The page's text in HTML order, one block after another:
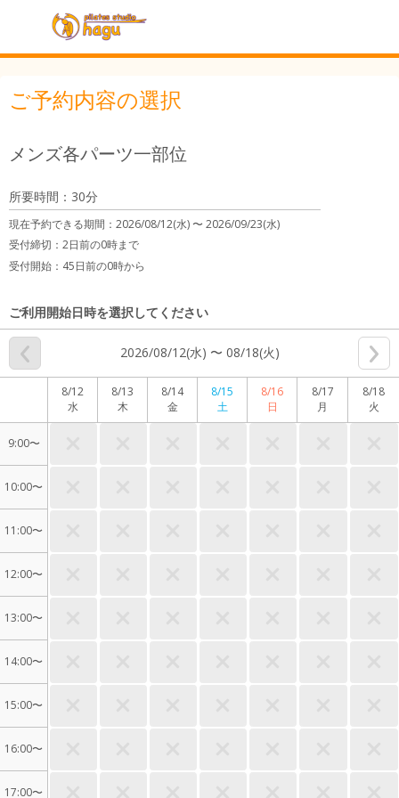
ご予約内容の選択
メンズ各パーツ一部位
所要時間：30分
現在予約できる期間： 2026/08/12(水) 〜2026/09/23(水)
受付締切： 2日前の0時まで
受付開始： 45日前の0時から
ご利用開始日時を選択してください
2026/08/12(水) 〜 08/18(火)
8/12
水
8/13
木
8/14
金
8/15
土
8/16
日
8/17
月
8/18
火
9:00〜
10:00〜
11:00〜
12:00〜
13:00〜
14:00〜
15:00〜
16:00〜
17:00〜